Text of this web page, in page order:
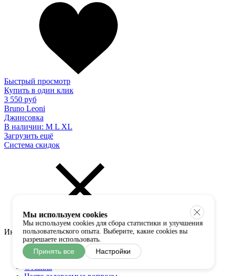
Быстрый просмотр
Купить в один клик
3 550 руб
Bruno Leoni
Джинсовка
В наличии: M L XL
Загрузить ещё
Система скидок
Информация
О нас
Статьи
Отзывы
Мы используем cookies
Мы используем cookies для сбора статистики и улучшения
пользовательского опыта. Выберите, какие cookies вы
разрешаете использовать.
Принять все Настройки